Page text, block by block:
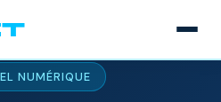
NUMÉRIQUE